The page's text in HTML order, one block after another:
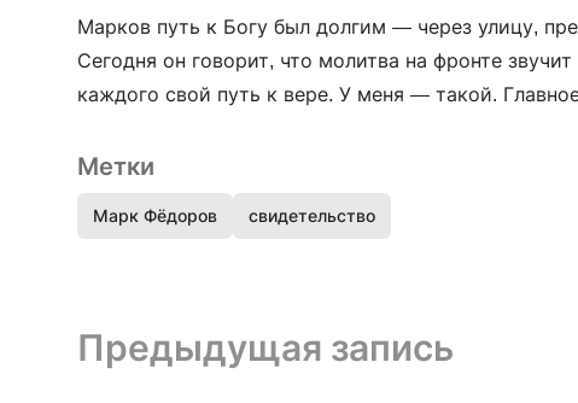
Марков путь к Богу был долгим — через улицу,
Сегодня он говорит, что молитва на фронте
каждого свой путь к вере. У меня — такой.
Метки
Марк Фёдоров свидетельство
Предыдущая запись и следующая запись
Предыдущая запись